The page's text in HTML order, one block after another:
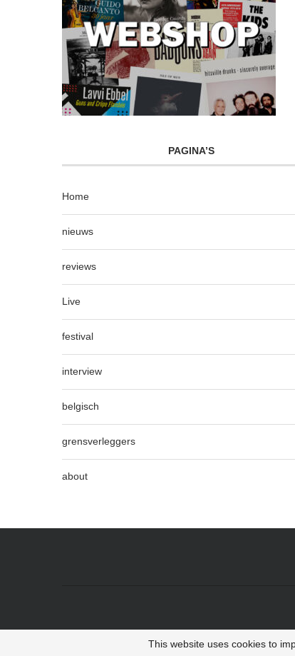
PAGINA’S
Home
nieuws
reviews
Live
festival
interview
belgisch
grensverleggers
about
This website uses cookies to